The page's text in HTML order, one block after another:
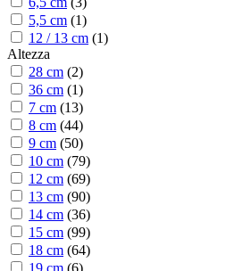
5,5 cm (1)
12 / 13 cm (1)
Altezza
28 cm (2)
36 cm (1)
7 cm (13)
8 cm (44)
9 cm (50)
10 cm (79)
12 cm (69)
13 cm (90)
14 cm (36)
15 cm (99)
18 cm (64)
19 cm (6)